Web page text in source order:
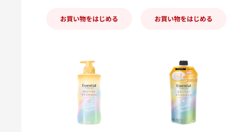
お買い物をはじめる お買い物をはじめる